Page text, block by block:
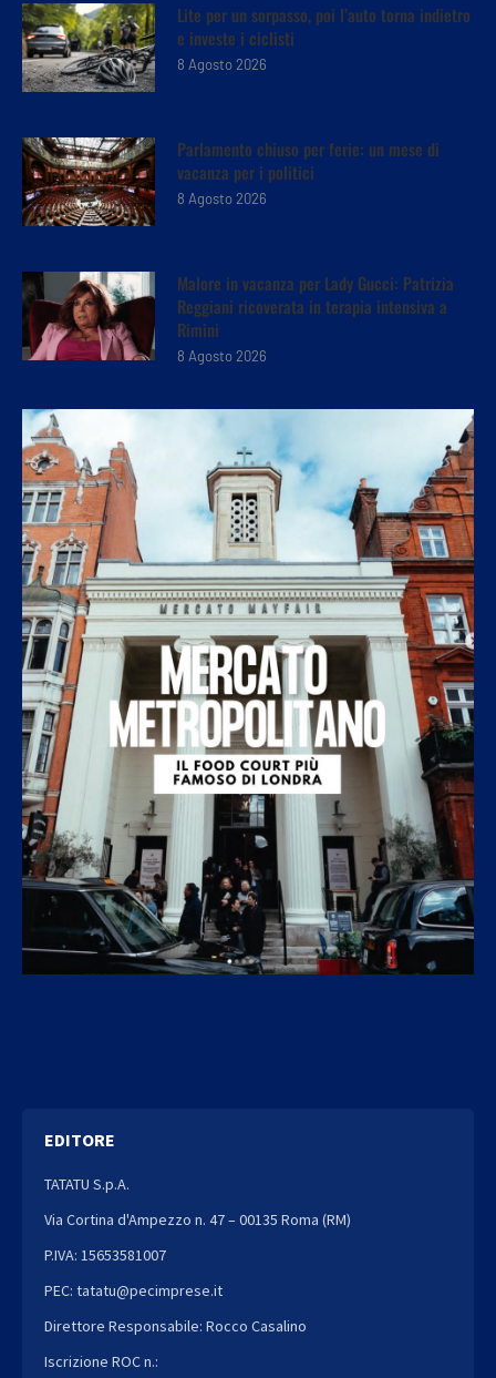
Lite per un sorpasso, poi l’auto torna indietro
e investe i ciclisti
8 Agosto 2026
Parlamento chiuso per ferie: un mese di
vacanza per i politici
8 Agosto 2026
Malore in vacanza per Lady Gucci: Patrizia
Reggiani ricoverata in terapia intensiva a
Rimini
8 Agosto 2026
EDITORE
TATATU S.p.A.
Via Cortina d'Ampezzo n. 47 – 00135 Roma (RM)
P.IVA: 15653581007
PEC: tatatu@pecimprese.it
Direttore Responsabile: Rocco Casalino
Iscrizione ROC n.: